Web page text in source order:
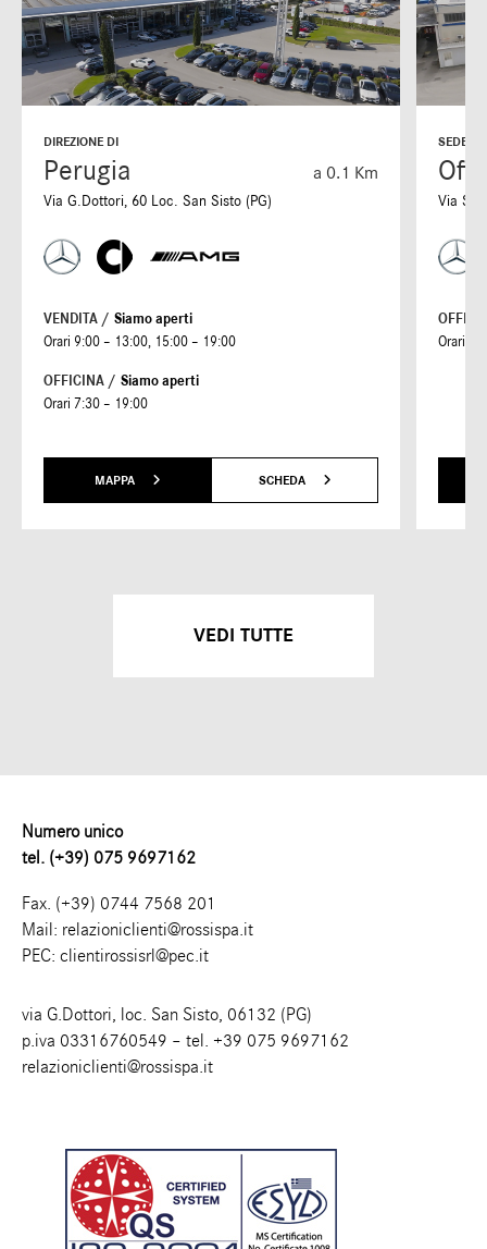
DIREZIONE DI
Perugia a 0.1 Km
Via G.Dottori, 60 Loc. San Sisto (PG)
VENDITA / Siamo aperti
Orari 9:00 – 13:00, 15:00 – 19:00
OFFICINA / Siamo aperti
Orari 7:30 – 19:00
MAPPA SCHEDA
SEDE DI
Via S.
Orari
VEDI TUTTE
Numero unico
tel. (+39) 075 9697162
Fax. (+39) 0744 7568 201
Mail: relazioniclienti@rossispa.it
PEC: clientirossisrl@pec.it
via G.Dottori, loc. San Sisto, 06132 (PG)
p.iva 03316760549 – tel. +39 075 9697162
relazioniclienti@rossispa.it